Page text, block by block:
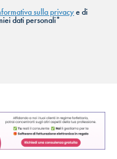
sulla privacye di
dati personali*